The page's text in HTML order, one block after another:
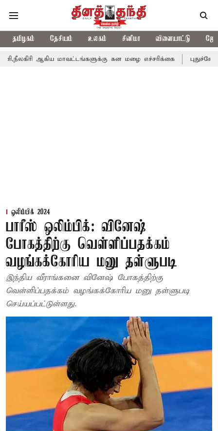
தமிழகம் தேசியம் உலகம் சினிமா விளையாட்டு
மாவட்டங்களுக்கு கன மழை எச்சரிக்கை புதுச்சேரி
ஒலிம்பிக் 2024
பாரீஸ் ஒலிம்பிக்: வினேஷ்
போகத்திற்கு வெள்ளிப்பதக்கம்
வழங்கக்கோரிய மனு தள்ளுபடி
இந்திய வீராங்கனை வினேஷ் போகத்திற்கு
வெள்ளிப்பதக்கம் வழங்கக்கோரிய மனு தள்ளுபடி
செய்யப்பட்டுள்ளது.